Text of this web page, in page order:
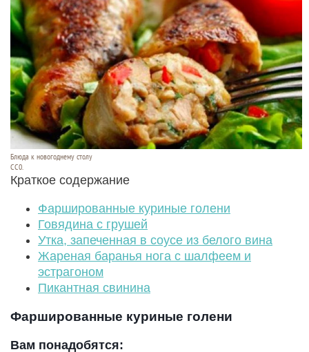
Блюда к новогоднему столу
СС0.
Краткое содержание
Фаршированные куриные голени
Говядина с грушей
Утка, запеченная в соусе из белого вина
Жареная баранья нога с шалфеем и
эстрагоном
Пикантная свинина
Фаршированные куриные голени
Вам понадобятся: